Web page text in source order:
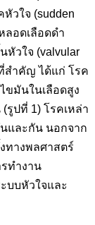
วใจ (sudden
ลอดเลือดดำ
หัวใจ (valvular
สำคัญ ได้แก่ โรค
ขมันในเลือดสูง
ปที่ 1) โรคเหล่า
และกัน นอกจาก
ทางพลศาสตร์
ทำงาน
บบหัวใจและ